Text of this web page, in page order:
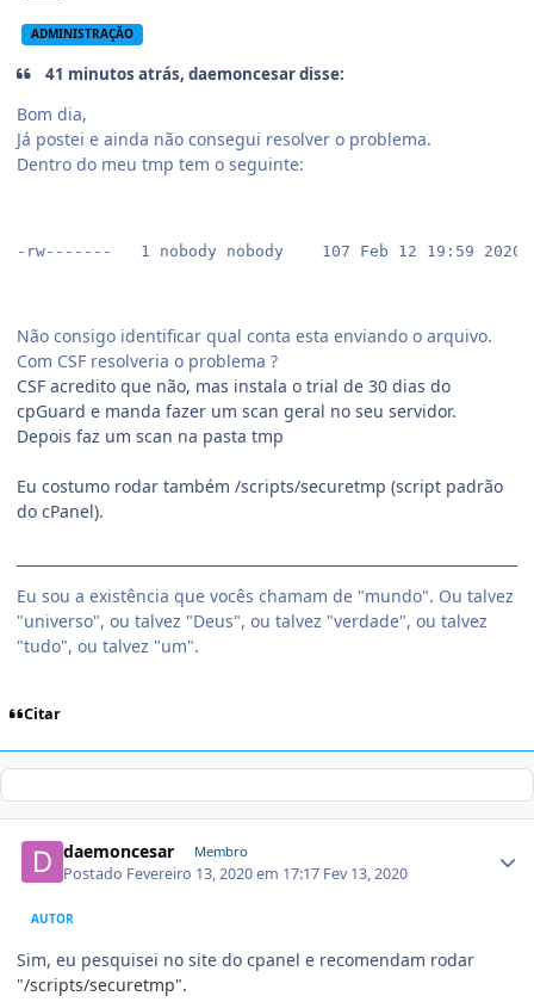
ADMINISTRAÇÃO
41 minutos atrás, daemoncesar disse:
Bom dia,
Já postei e ainda não consegui resolver o problema.
Dentro do meu tmp tem o seguinte:
-rw-------   1 nobody nobody    107 Feb 12 19:59
Não consigo identificar qual conta esta enviando o arquivo.
Com CSF resolveria o problema ?
CSF acredito que não, mas instala o trial de 30 dias do
cpGuard e manda fazer um scan geral no seu servidor.
Depois faz um scan na pasta tmp
Eu costumo rodar também /scripts/securetmp (script padrão
do cPanel).
Eu sou a existência que vocês chamam de "mundo". Ou talvez
"universo", ou talvez "Deus", ou talvez "verdade", ou talvez
"tudo", ou talvez "um".
Citar
daemoncesar Membro
Postado Fevereiro 13, 2020 em 17:17 Fev 13, 2020
AUTOR
Sim, eu pesquisei no site do cpanel e recomendam rodar
"/scripts/securetmp".